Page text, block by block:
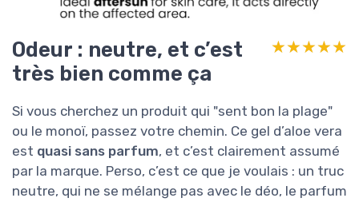
Odeur : neutre, et c’est
très bien comme ça
★★★★★
★★★★★
Si vous cherchez un produit qui "sent bon la plage"
ou le monoï, passez votre chemin. Ce gel d’aloe vera
est quasi sans parfum, et c’est clairement assumé
par la marque. Perso, c’est ce que je voulais : un truc
neutre, qui ne se mélange pas avec le déo, le parfum